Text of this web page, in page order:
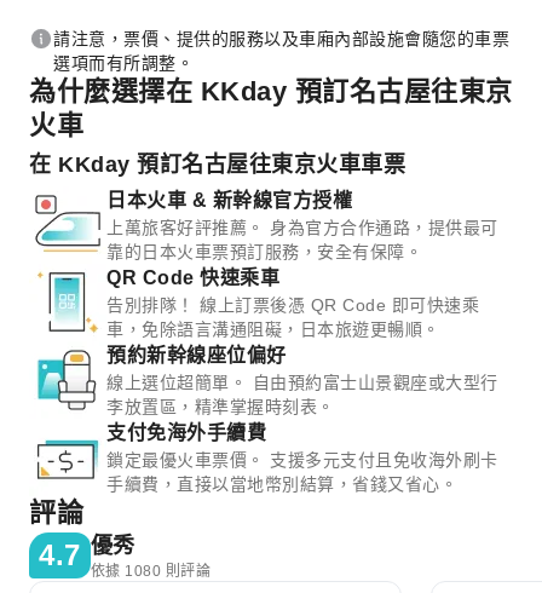
請注意，票價、提供的服務以及車廂內部設施會隨您的車票
選項而有所調整。
為什麼選擇在 KKday 預訂名古屋往東京
火車
在 KKday 預訂名古屋往東京火車車票
日本火車 & 新幹線官方授權
上萬旅客好評推薦。 身為官方合作通路，提供最可
靠的日本火車票預訂服務，安全有保障。
QR Code 快速乘車
告別排隊！ 線上訂票後憑 QR Code 即可快速乘
車，免除語言溝通阻礙，日本旅遊更暢順。
預約新幹線座位偏好
線上選位超簡單。 自由預約富士山景觀座或大型行
李放置區，精準掌握時刻表。
支付免海外手續費
鎖定最優火車票價。 支援多元支付且免收海外刷卡
手續費，直接以當地幣別結算，省錢又省心。
評論
4.7 優秀
依據 1080 則評論